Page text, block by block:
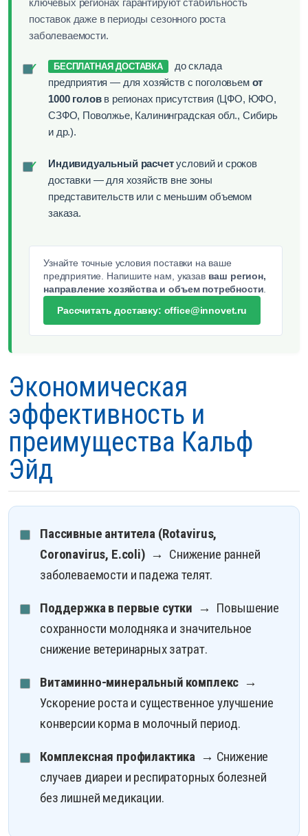
ключевых регионах гарантируют стабильность
поставок даже в периоды сезонного роста
заболеваемости.
✓ БЕСПЛАТНАЯ ДОСТАВКА
до склада
предприятия — для хозяйств с поголовьем от
1000 головв регионах присутствия (ЦФО, ЮФО,
СЗФО, Поволжье, Калининградская обл., Сибирь
и др.).
✓ Индивидуальный расчетусловий и сроков
доставки — для хозяйств вне зоны
представительств или с меньшим объемом
заказа.
Узнайте точные условия поставки на ваше
предприятие. Напишите нам, указав ваш регион,
направление хозяйства и объем потребности.
Рассчитать доставку: office@innovet.ru
Экономическая
эффективность и
преимущества Кальф
Эйд
Пассивные антитела (Rotavirus,
Coronavirus, E.coli) → Снижение ранней
заболеваемости и падежа телят.
Поддержка в первые сутки → Повышение
сохранности молодняка и значительное
снижение ветеринарных затрат.
Витаминно-минеральный комплекс →
Ускорение роста и существенное улучшение
конверсии корма в молочный период.
Комплексная профилактика → Снижение
случаев диареи и респираторных болезней
без лишней медикации.